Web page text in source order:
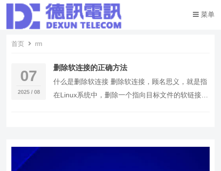
菜单
首页 rm
07
2025 / 08
删除软连接的正确方法
什么是删除软连接 删除软连接，顾名思义，就是指
在Linux系统中，删除一个指向目标文件的软链接。